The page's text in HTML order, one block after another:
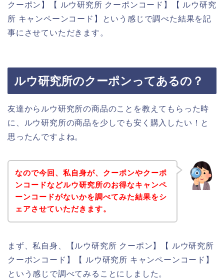
クーポン】【 ルウ研究所 クーポンコード】【 ルウ研究
所 キャンペーンコード】という感じで調べた結果を記
事にさせていただきます。
ルウ研究所のクーポンってあるの？
友達からルウ研究所の商品のことを教えてもらった時
に、ルウ研究所の商品を少しでも安く購入したい！と
思ったんですよね。
なので今回、私自身が、クーポンやクーポ
ンコードなどルウ研究所のお得なキャンペ
ーンコードがないかを調べてみた結果をシ
ェアさせていただきます。
まず、私自身、【ルウ研究所 クーポン】【 ルウ研究所
クーポンコード】【 ルウ研究所 キャンペーンコード】
という感じで調べてみることにしました。